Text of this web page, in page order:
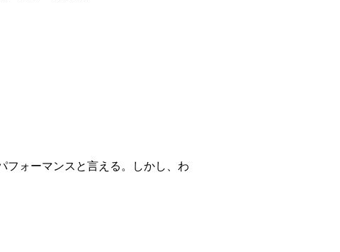
フォーマンスと言える。しかし、わ